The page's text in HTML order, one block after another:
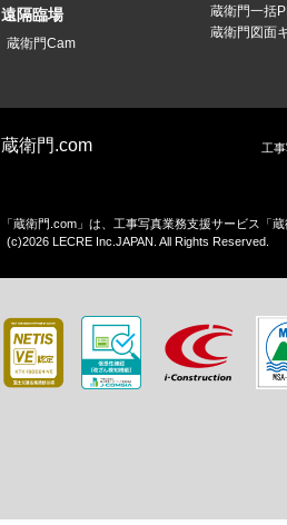
遠隔臨場
蔵衛門Cam
蔵衛門一括
蔵衛門図面
蔵衛門.com 工
「蔵衛門.com」は、工事写真業務支援サービス「
(c)2026 LECRE Inc.JAPAN. All Rights Reserved.